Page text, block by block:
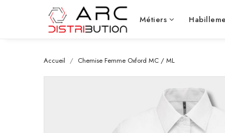
Métiers
Accueil Chemise Femme Oxford MC / ML